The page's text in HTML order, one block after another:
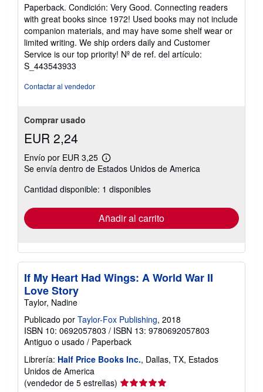
vendedor:
5
de
5
estrellas
Paperback. Condición: Very Good. Connecting readers
with great books since 1972! Used books may not include
companion materials, and may have some shelf wear or
limited writing. We ship orders daily and Customer
Service is our top priority! Nº de ref. del artículo:
S_443543933
Contactar al vendedor
Comprar usado
EUR 2,24
Envío por EUR 3,25
Más
información
las
tarifas
envío
Se envía dentro de Estados Unidos de America
Cantidad disponible: 1 disponibles
Añadir al carrito
If My Heart Had Wings: A World War II
Love Story
Taylor, Nadine
Publicado por Taylor-Fox Publishing, 2018
ISBN 10: 0692057803 / ISBN 13: 9780692057803
Antiguo o usado / Paperback
Librería: Half Price Books Inc., Dallas, TX, Estados
Unidos de America
(vendedor de 5 estrellas) Calificación